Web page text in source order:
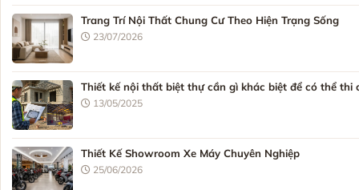
Trang Trí Nội Thất Chung Cư Theo Hiện Trạng Sống
23/07/2026
Thiết kế nội thất biệt thự cần gì khác biệt để có thể thi
13/05/2025
Thiết Kế Showroom Xe Máy Chuyên Nghiệp
25/06/2026